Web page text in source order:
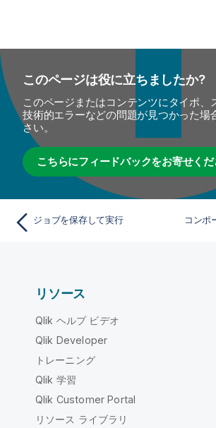
このページは役に立ちましたか?
このページまたはコンテンツにタイポ、
技術的エラーなどの問題が見つかった場
さい。
こちらにフィードバックをお寄せく
ジョブを保存して実行 コンポ
リソース
Qlik ヘルプ ビデオ
Qlik Developer
トレーニング
Qlik 学習
Qlik Customer Portal
リソース ライブラリ